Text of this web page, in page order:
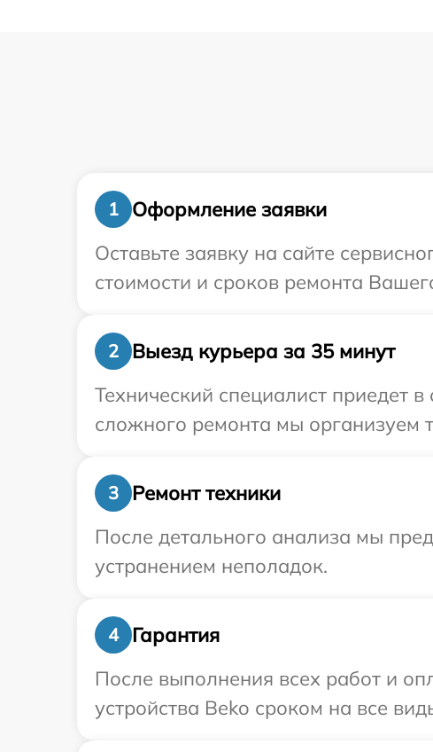
1
Оформление заявки
Оставьте заявку на сайте
стоимости и сроков ремонта
2
Выезд курьера за 35 минут
Технический специалист приедет
сложного ремонта мы организуем
3
Ремонт техники
После детального анализа мы
устранением неполадок.
4
Гарантия
После выполнения всех работ и
устройства Beko сроком на все